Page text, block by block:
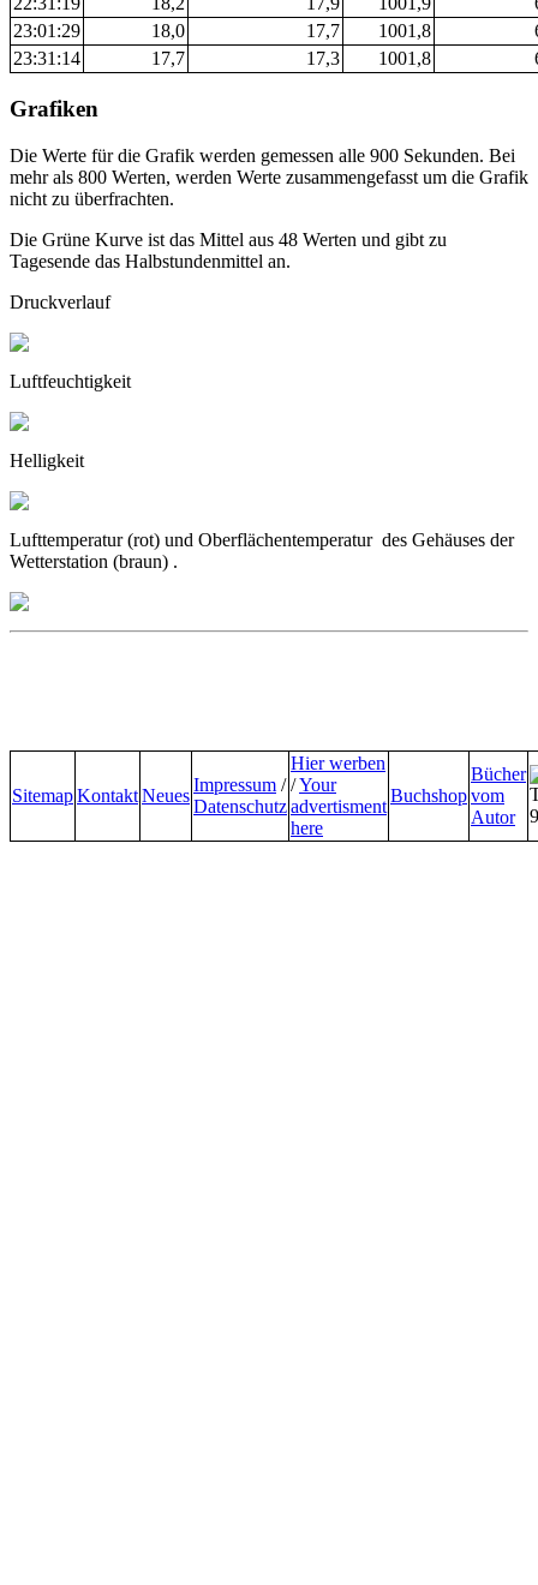
23:01:29
18,0 17,7 1001,8
23:31:14
17,7 17,3 1001,8
Grafiken
Die Werte für die Grafik werden gemessen alle 900 Sekunden. Bei
mehr als 800 Werten, werden Werte zusammengefasst um die Grafik
nicht zu überfrachten.
Die Grüne Kurve ist das Mittel aus 48 Werten und gibt zu
Tagesende das Halbstundenmittel an.
Druckverlauf
Luftfeuchtigkeit
Helligkeit
Lufttemperatur (rot) und Oberflächentemperatur des Gehäuses der
Wetterstation (braun) .
SitemapKontaktNeues
Impressum /
Datenschutz
Hier werben
/Your
advertisment
here
Buchshop
Bücher
vom
Autor